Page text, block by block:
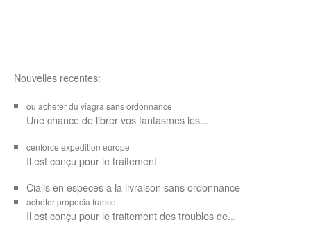
Nouvelles recentes:
ou acheter du viagra sans ordonnance
Une chance de librer vosfantasmes les...
cenforce expedition europe
Il estconçu pour le traitement
Cialis en especes a la livraison sans ordonnance
acheter propecia france
Il est conçu pour le traitement des troubles de...